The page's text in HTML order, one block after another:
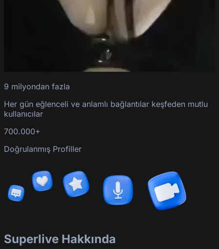
9 milyondan fazla
Her gün eğlenceli ve anlamlı bağlantılar keşfeden mutlu
kullanıcılar
700.000+
Doğrulanmış Profiller
Superlive Hakkında